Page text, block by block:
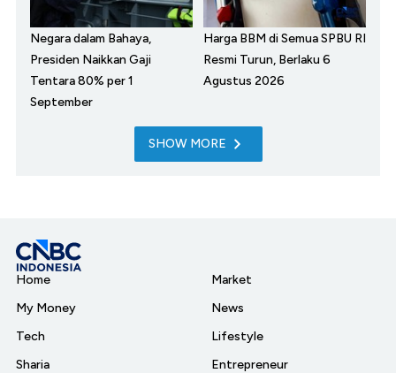
Negara dalam Bahaya,
Presiden Naikkan Gaji
Tentara 80% per 1
September
Harga BBM di Semua SPBU RI
Resmi Turun, Berlaku 6
Agustus 2026
SHOW MORE
Home
My Money
Tech
Sharia
Market
News
Lifestyle
Entrepreneur